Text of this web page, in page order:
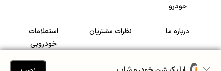
خودرو
درباره ما نظرات مشتریان
استعلامات
خودرویی
سرمایه گذاری در رضایت مشتریان